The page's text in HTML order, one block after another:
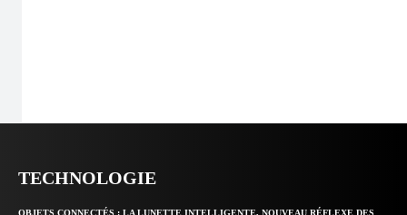
TECHNOLOGIE
OBJETS CONNECTÉS : LA LUNETTE INTELLIGENTE, NOUVEAU RÉFLEXE DES